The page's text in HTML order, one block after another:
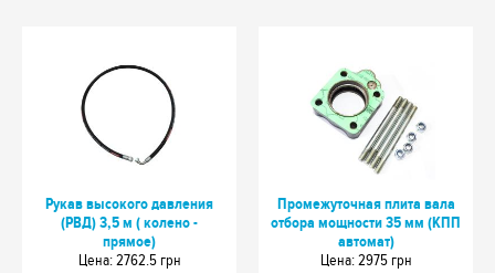
Рукав высокого давления
(РВД) 3,5 м ( колено -
прямое)
Цeна: 2762.5 грн
Промежуточная плита вала
отбора мощности 35 мм (КПП
автомат)
Цeна: 2975 грн